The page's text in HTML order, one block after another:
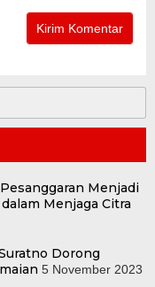
Menjadi
Menjaga Citra
Dorong
5 November 2023